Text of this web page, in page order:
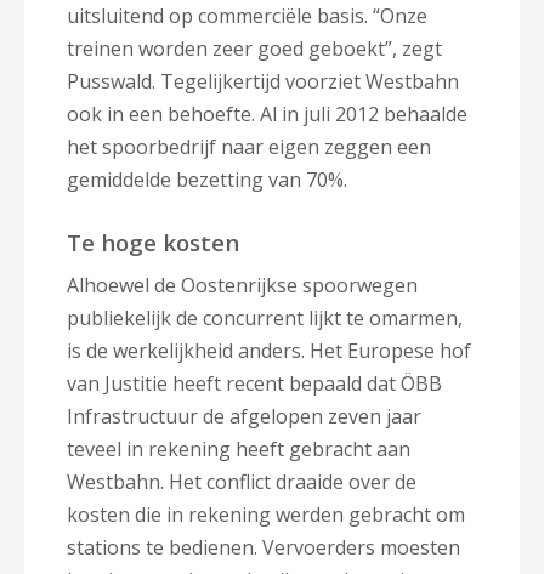
uitsluitend op commerciële basis. “Onze
treinen worden zeer goed geboekt”, zegt
Pusswald. Tegelijkertijd voorziet Westbahn
ook in een behoefte. Al in juli 2012 behaalde
het spoorbedrijf naar eigen zeggen een
gemiddelde bezetting van 70%.
Te hoge kosten
Alhoewel de Oostenrijkse spoorwegen
publiekelijk de concurrent lijkt te omarmen,
is de werkelijkheid anders. Het Europese hof
van Justitie heeft recent bepaald dat ÖBB
Infrastructuur de afgelopen zeven jaar
teveel in rekening heeft gebracht aan
Westbahn. Het conflict draaide over de
kosten die in rekening werden gebracht om
stations te bedienen. Vervoerders moesten